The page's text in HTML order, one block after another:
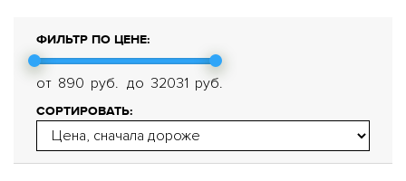
ФИЛЬТР ПО ЦЕНЕ:
от 890 руб. до 32031 руб.
СОРТИРОВАТЬ: